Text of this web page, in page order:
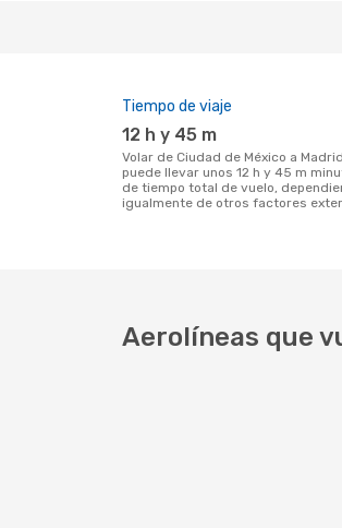
Tiempo de viaje
12 h y 45 m
Volar de Ciudad de México a Madrid
puede llevar unos 12 h y 45 m
de tiempo total de vuelo,
igualmente de otros factores
Aerolíneas que